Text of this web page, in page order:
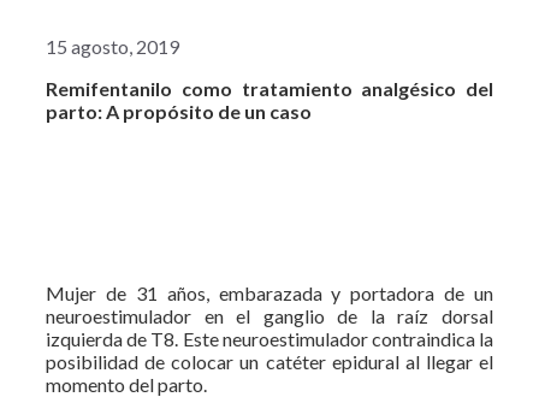
15 agosto, 2019
Remifentanilo como tratamiento analgésico del
parto: A propósito de un caso
Mujer de 31 años, embarazada y portadora de un
neuroestimulador en el ganglio de la raíz dorsal
izquierda de T8. Este neuroestimulador contraindica la
posibilidad de colocar un catéter epidural al llegar el
momento del parto.